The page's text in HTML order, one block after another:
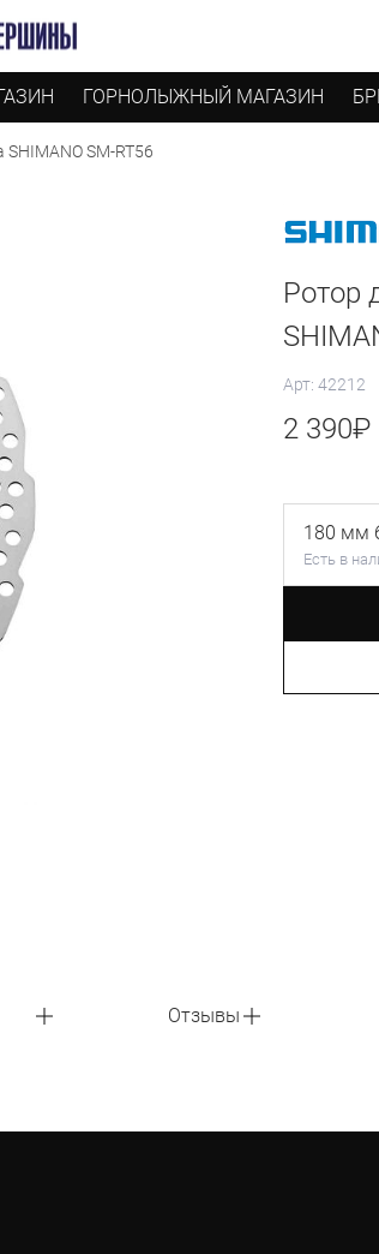
ГОРНОЛЫЖНЫЙ МАГАЗИН
SM-RT56
Ротор
Арт: 42212
2 390₽
180 мм
Есть в
Отзывы